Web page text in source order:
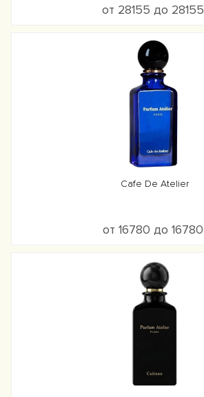
от 28155 до 28155
Cafe De Atelier
от 16780 до 16780